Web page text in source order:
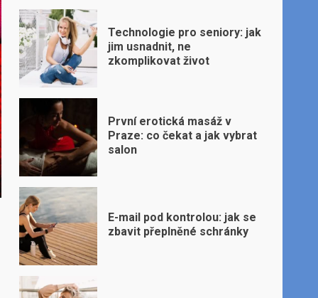
Technologie pro seniory: jak
jim usnadnit, ne
zkomplikovat život
První erotická masáž v
Praze: co čekat a jak vybrat
salon
E-mail pod kontrolou: jak se
zbavit přeplněné schránky